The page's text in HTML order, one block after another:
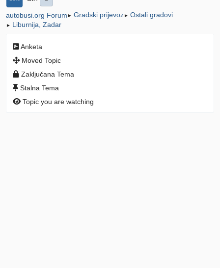
autobusi.org Forum ► Gradski prijevoz► Ostali gradovi
► Liburnija, Zadar
Anketa
Moved Topic
Zaključana Tema
Stalna Tema
Topic you are watching